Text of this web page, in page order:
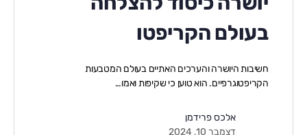
בעולם הקריפטו
חשיבות היושרה והערכים האתיים בעולם המטבעות
הקריפטוגרפיים. הוא טוען כי שקיפות ואמו…
אלכס פרידמן
דצמבר 10, 2024